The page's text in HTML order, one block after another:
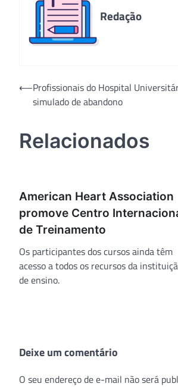
Redação
Navegação
⟵Profissionais do Hospital
simulado de abandono
Relacionados
American Heart Association
promove Centro
de Treinamento
Os participantes dos cursos ainda têm
acesso a todos os recursos da
de ensino.
Deixe um comentário
O seu endereço de e-mail não será